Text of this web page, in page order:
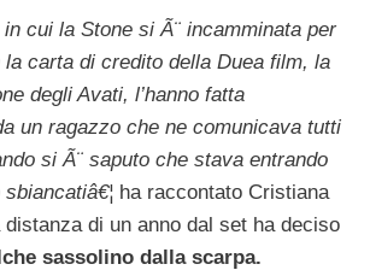
cui la Stone si Ã¨ incamminata per
la carta di credito della Duea film, la
degli Avati, l’hanno fatta
un ragazzo che ne comunicava tutti
si Ã¨ saputo che stava entrando
ha raccontato Cristiana
distanza di un anno dal set ha deciso
sassolino dalla scarpa.